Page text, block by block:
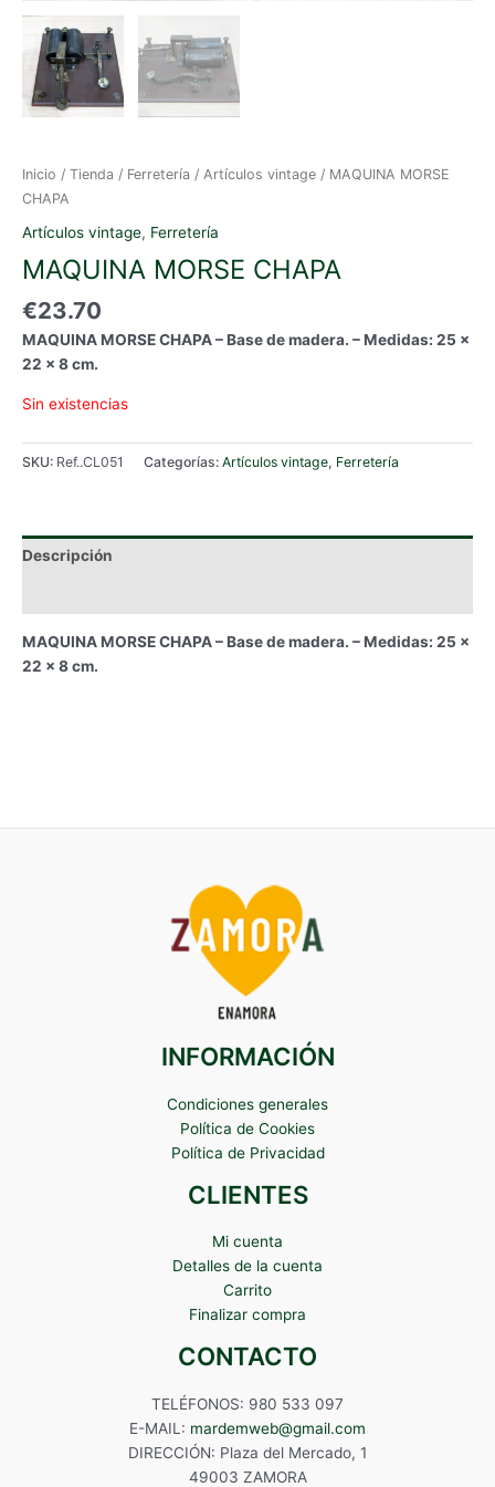
Inicio / Tienda / Ferretería / Artículos vintage / MAQUINA MORSE
CHAPA
Artículos vintage, Ferretería
MAQUINA MORSE CHAPA
€23.70
MAQUINA MORSE CHAPA – Base de madera. – Medidas: 25 x
22 x 8 cm.
Sin existencias
SKU: Ref..CL051 Categorías: Artículos vintage, Ferretería
Descripción
MAQUINA MORSE CHAPA – Base de madera. – Medidas: 25 x
22 x 8 cm.
INFORMACIÓN
Condiciones generales
Política de Cookies
Política de Privacidad
CLIENTES
Mi cuenta
Detalles de la cuenta
Carrito
Finalizar compra
CONTACTO
TELÉFONOS: 980 533 097
E-MAIL: mardemweb@gmail.com
DIRECCIÓN: Plaza del Mercado, 1
49003 ZAMORA